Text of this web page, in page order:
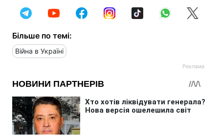
Більше по темі:
Війна в Україні